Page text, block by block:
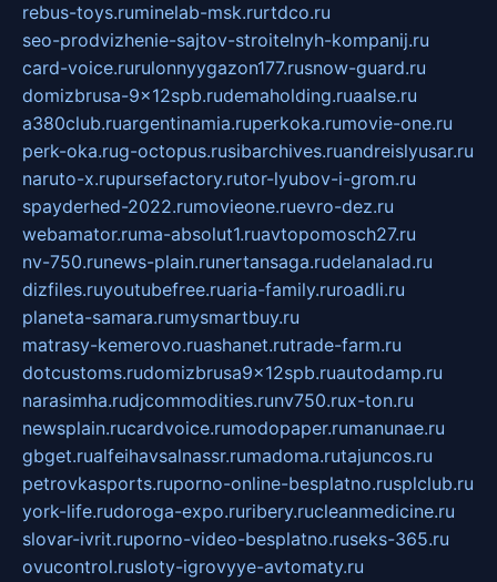
rebus-toys.ruminelab-msk.rurtdco.ru
seo-prodvizhenie-sajtov-stroitelnyh-kompanij.ru
card-voice.rurulonnyygazon177.rusnow-guard.ru
domizbrusa-9x12spb.rudemaholding.ruaalse.ru
a380club.ruargentinamia.ruperkoka.rumovie-one.ru
perk-oka.rug-octopus.rusibarchives.ruandreislyusar.ru
naruto-x.rupursefactory.rutor-lyubov-i-grom.ru
spayderhed-2022.rumovieone.ruevro-dez.ru
webamator.ruma-absolut1.ruavtopomosch27.ru
nv-750.runews-plain.runertansaga.rudelanalad.ru
dizfiles.ruyoutubefree.ruaria-family.ruroadli.ru
planeta-samara.rumysmartbuy.ru
matrasy-kemerovo.ruashanet.rutrade-farm.ru
dotcustoms.rudomizbrusa9x12spb.ruautodamp.ru
narasimha.rudjcommodities.runv750.rux-ton.ru
newsplain.rucardvoice.rumodopaper.rumanunae.ru
gbget.rualfeihavsalnassr.rumadoma.rutajuncos.ru
petrovkasports.ruporno-online-besplatno.rusplclub.ru
york-life.rudoroga-expo.ruribery.rucleanmedicine.ru
slovar-ivrit.ruporno-video-besplatno.ruseks-365.ru
ovucontrol.rusloty-igrovyye-avtomaty.ru